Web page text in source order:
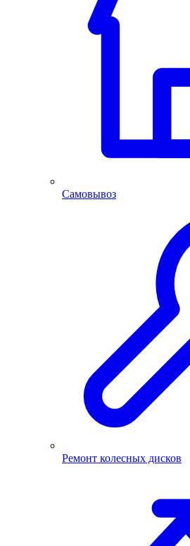
Самовывоз
Ремонт колесных дисков